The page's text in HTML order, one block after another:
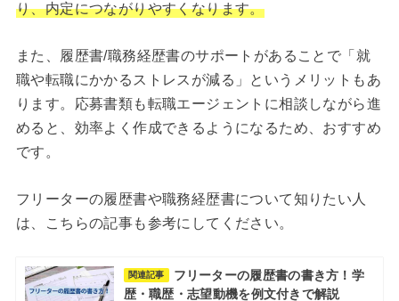
り、内定につながりやすくなります。
また、履歴書/職務経歴書のサポートがあることで「就
職や転職にかかるストレスが減る」というメリットもあ
ります。応募書類も転職エージェントに相談しながら進
めると、効率よく作成できるようになるため、おすすめ
です。
フリーターの履歴書や職務経歴書について知りたい人
は、こちらの記事も参考にしてください。
関連記事
フリーターの履歴書の書き方！学
歴・職歴・志望動機を例文付きで解説